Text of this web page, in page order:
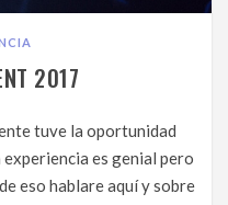
2017
tuve la oportunidad
es genial pero
eso hablare aquí y sobre